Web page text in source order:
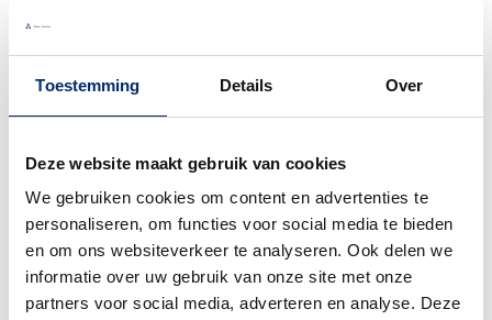
Toestemming Details Over
Deze website maakt gebruik van cookies
We gebruiken cookies om content en advertenties te
personaliseren, om functies voor social media te bieden
en om ons websiteverkeer te analyseren. Ook delen we
informatie over uw gebruik van onze site met onze
partners voor social media, adverteren en analyse. Deze
WaaromAnna?
Bel gerust
Wij begrijpen dat je als klant het fijn vindt
om te kunnen bellen. Bij ons kan dat ook